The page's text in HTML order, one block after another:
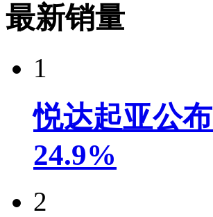
最新销量
1
悦达起亚公
24.9%
2